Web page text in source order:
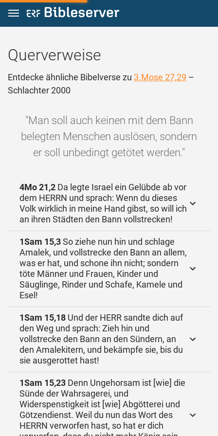
Zum Inhalt springen
Querverweise
Entdecke ähnliche Bibelverse zu 3.Mose 27,29 –
Schlachter 2000
"Man soll auch keinen mit dem Bann
belegten Menschen auslösen, sondern
er soll unbedingt getötet werden."
4Mo 21,2 Da legte Israel ein Gelübde ab vor
dem HERRN und sprach: Wenn du dieses
Volk wirklich in meine Hand gibst, so will ich
an ihren Städten den Bann vollstrecken!
1Sam 15,3So ziehe nun hin und schlage
Amalek, und vollstrecke den Bann an allem,
was er hat, und schone ihn nicht; sondern
töte Männer und Frauen, Kinder und
Säuglinge, Rinder und Schafe, Kamele und
Esel!
1Sam 15,18 Und der HERR sandte dich auf
den Weg und sprach: Zieh hin und
vollstrecke den Bann an den Sündern, an
den Amalekitern, und bekämpfe sie, bis du
sie ausgerottet hast!
1Sam 15,23 Denn Ungehorsam ist [wie] die
Sünde der Wahrsagerei, und
Widerspenstigkeit ist [wie] Abgötterei und
Götzendienst. Weil du nun das Wort des
HERRN verworfen hast, so hat er dich